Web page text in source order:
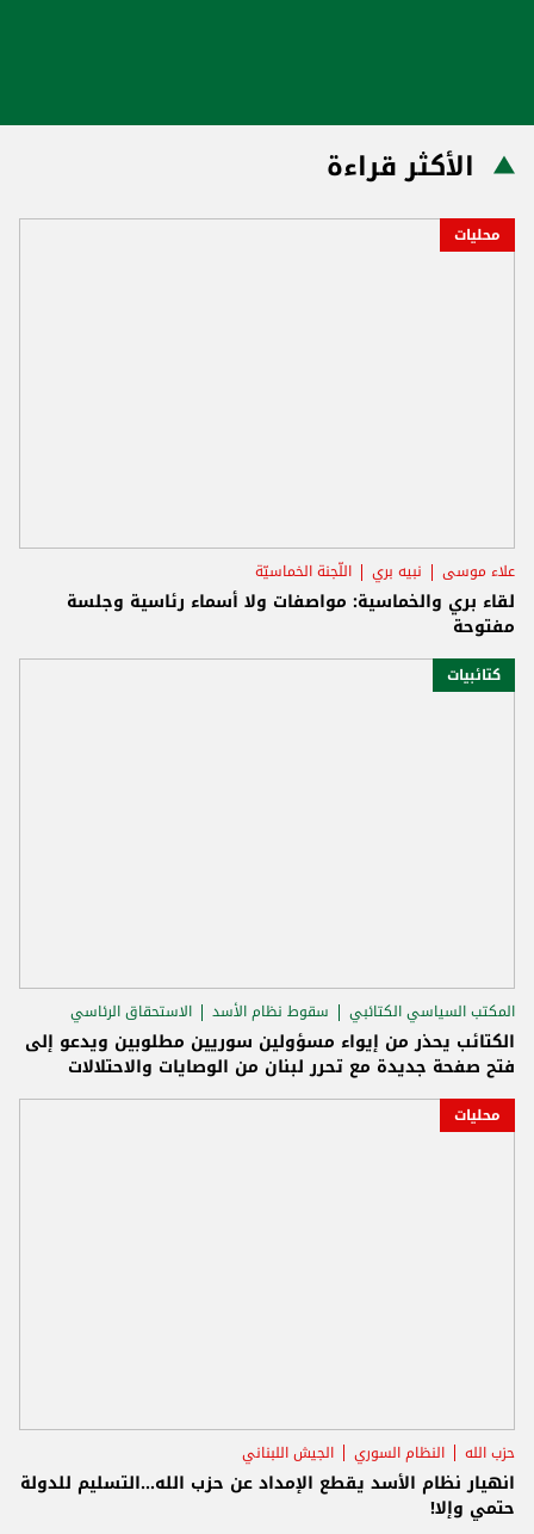
الأكثر قراءة
محليات
علاء موسى نبيه بري اللّجنة الخماسيّة
لقاء بري والخماسية: مواصفات ولا أسماء رئاسية وجلسة
مفتوحة
كتائبيات
المكتب السياسي الكتائبي سقوط نظام الأسد الاستحقاق الرئاسي
الكتائب يحذر من إيواء مسؤولين سوريين مطلوبين ويدعو إلى
فتح صفحة جديدة مع تحرر لبنان من الوصايات والاحتلالات
محليات
حزب الله النظام السوري الجيش اللبناني
انهيار نظام الأسد يقطع الإمداد عن حزب الله...التسليم للدولة
حتمي وإلا!